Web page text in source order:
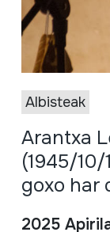
Albisteak
Arantxa
(1945/
goxo har
2025